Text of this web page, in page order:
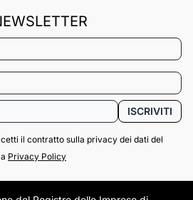
ISCRIVITI
il contratto sulla privacy dei dati del
Privacy Policy